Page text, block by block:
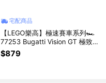
宅配商品
【LEGO樂高】極速賽車系列🏎️
77253 Bugatti Vision GT 極致
跑車(布加迪跑車 賽車模型)
$879